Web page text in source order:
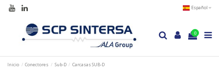
Español
0
Inicio Conectores Sub-D Carcasas SUB-D